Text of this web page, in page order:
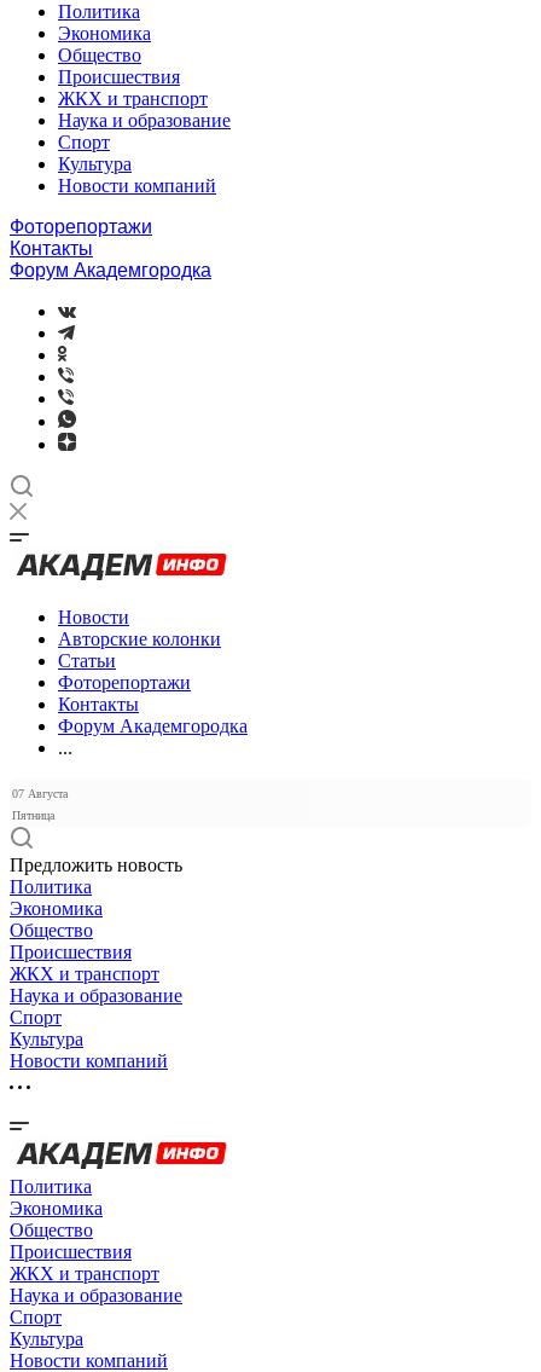
Политика
Экономика
Общество
Происшествия
ЖКХ и транспорт
Наука и образование
Спорт
Культура
Новости компаний
Фоторепортажи
Контакты
Форум Академгородка
Новости
Авторские колонки
Статьи
Фоторепортажи
Контакты
Форум Академгородка
...
07 Августа
Пятница
Предложить новость
Политика
Экономика
Общество
Происшествия
ЖКХ и транспорт
Наука и образование
Спорт
Культура
Новости компаний
Политика
Экономика
Общество
Происшествия
ЖКХ и транспорт
Наука и образование
Спорт
Культура
Новости компаний